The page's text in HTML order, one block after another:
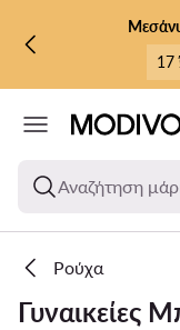
ΜΕΤΆΒΑΣΗ ΣΤΟ
ΜΕΤΆΒΑΣΗ ΣΤΗΝ
17
Αναζήτηση
Ρούχα
Γυναικείες